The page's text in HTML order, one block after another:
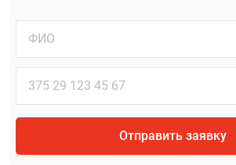
Отправить заявку